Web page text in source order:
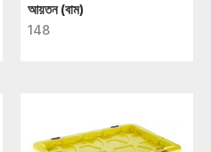
আয়তন (বাম)
148